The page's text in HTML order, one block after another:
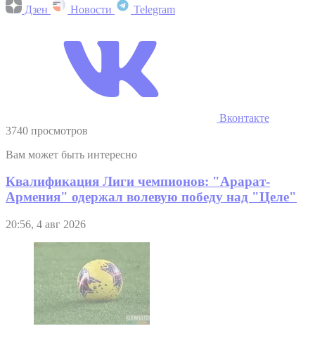
Дзен Новости Telegram
Вконтакте
3740 просмотров
Вам может быть интересно
Квалификация Лиги чемпионов: "Арарат-
Армения" одержал волевую победу над "Целе"
20:56, 4 авг 2026